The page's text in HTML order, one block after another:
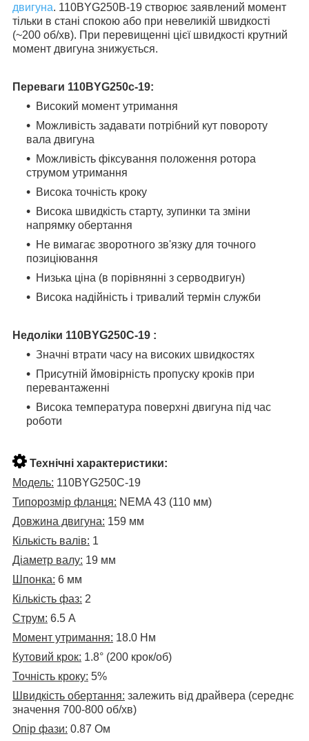
двигуна. 110BYG250B-19 створює заявлений момент
тільки в стані спокою або при невеликій швидкості
(~200 об/хв). При перевищенні цієї швидкості крутний
момент двигуна знижується.
Переваги 110BYG250с-19:
Високий момент утримання
Можливість задавати потрібний кут повороту
вала двигуна
Можливість фіксування положення ротора
струмом утримання
Висока точність кроку
Висока швидкість старту, зупинки та зміни
напрямку обертання
Не вимагає зворотного зв'язку для точного
позиціювання
Низька ціна (в порівнянні з серводвигун)
Висока надійність і тривалий термін служби
Недоліки 110BYG250С-19 :
Значні втрати часу на високих швидкостях
Присутній ймовірність пропуску кроків при
перевантаженні
Висока температура поверхні двигуна під час
роботи
Технічні характеристики:
Модель: 110BYG250С-19
Типорозмір фланця: NEMA 43 (110 мм)
Довжина двигуна: 159 мм
Кількість валів: 1
Діаметр валу: 19 мм
Шпонка: 6 мм
Кількість фаз: 2
Струм: 6.5 А
Момент утримання: 18.0 Нм
Кутовий крок: 1.8° (200 крок/об)
Точність кроку: 5%
Швидкість обертання: залежить від драйвера (середнє
значення 700-800 об/хв)
Опір фази: 0.87 Ом